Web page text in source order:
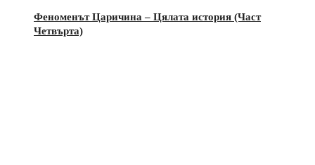
Феноменът Царичина – Цялата история (Част
Четвърта)